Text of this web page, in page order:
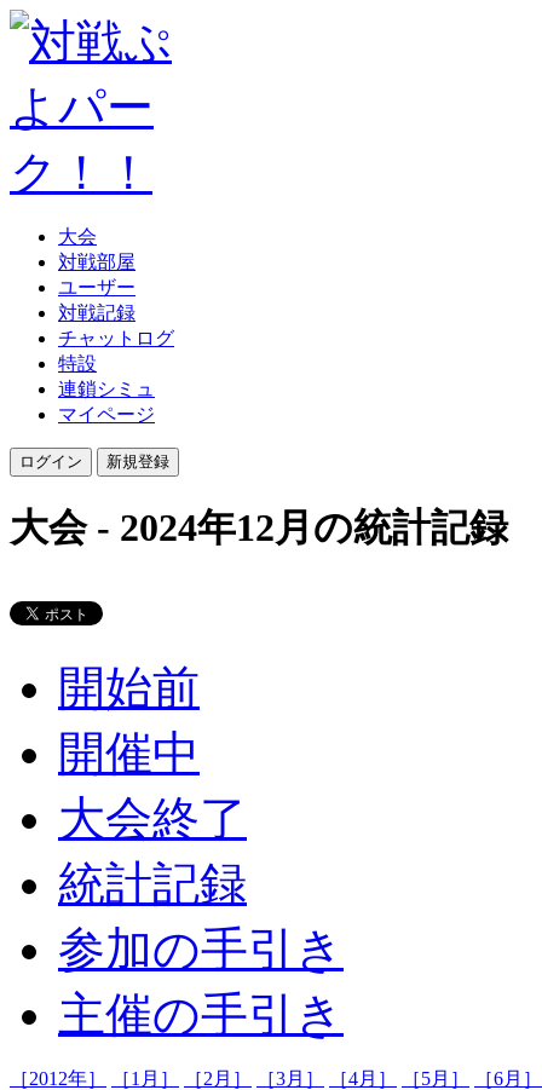
大会
対戦部屋
ユーザー
対戦記録
チャットログ
特設
連鎖シミュ
マイページ
大会 - 2024年12月の統計記録
開始前
開催中
大会終了
統計記録
参加の手引き
主催の手引き
［2012年］ ［1月］ ［2月］ ［3月］ ［4月］ ［5月］
［6月］